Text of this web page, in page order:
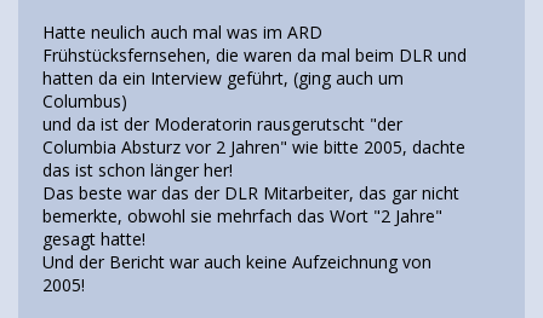
Hatte neulich auch mal was im ARD
Frühstücksfernsehen, die waren da mal beim DLR und
hatten da ein Interview geführt, (ging auch um
Columbus)
und da ist der Moderatorin rausgerutscht "der
Columbia Absturz vor 2 Jahren" wie bitte 2005, dachte
das ist schon länger her!
Das beste war das der DLR Mitarbeiter, das gar nicht
bemerkte, obwohl sie mehrfach das Wort "2 Jahre"
gesagt hatte!
Und der Bericht war auch keine Aufzeichnung von
2005!